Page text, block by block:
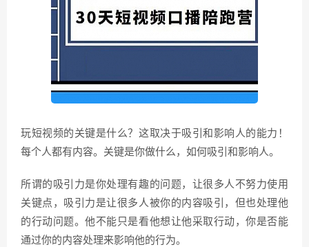
玩短视频的关键是什么？这取决于吸引和影响人的能力！
每个人都有内容。关键是你做什么，如何吸引和影响人。
所谓的吸引力是你处理有趣的问题，让很多人不努力使用
关键点，吸引力是让很多人被你的内容吸引，但也处理他
的行动问题。他不能只是看他想让他采取行动，你是否能
通过你的内容处理来影响他的行为。